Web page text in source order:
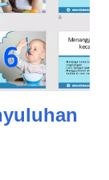
Materi
dan panduan